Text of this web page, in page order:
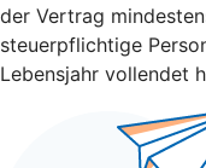
der Vertrag
steuerpflichtige
Lebensjahr vollendet